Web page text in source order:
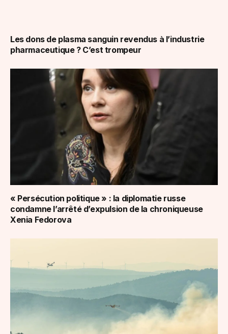
Les dons de plasma sanguin revendus à l’industrie
pharmaceutique ? C’est trompeur
« Persécution politique » : la diplomatie russe
condamne l’arrêté d’expulsion de la chroniqueuse
Xenia Fedorova